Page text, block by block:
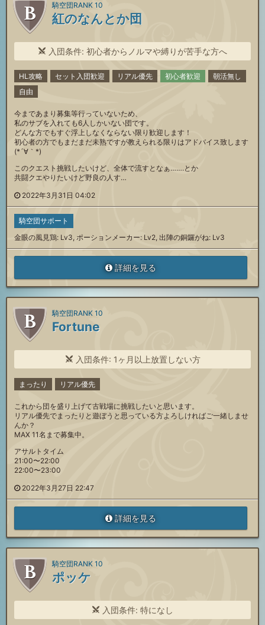
紅のなんとか団
騎空団RANK 10
入団条件: 初心者からノルマや縛りが苦手な方へ
HL攻略 セット入団歓迎 リアル優先 初心者歓迎
朝活無し
自由
今まであまり募集等行っていないため、
私のサブを入れても6人しかいない団です。
どんな方でもすぐ浮上しなくならない限り歓迎します！
初心者の方でもまだまだ未熟ですが教えられる限りはアドバイス致します
(*´∀｀*)
このクエスト挑戦したいけど、全体で流すとなぁ…….とか
共闘クエやりたいけど野良の人す…
2022年3月31日 04:02
騎空団サポート
金眼の風見鶏: Lv3, ポーションメーカー: Lv2, 出陣の銅鑼がね: Lv3
詳細を見る
Fortune
騎空団RANK 10
入団条件: 1ヶ月以上放置しない方
まったり リアル優先
これから団を盛り上げて古戦場に挑戦したいと思います。
リアル優先でまったりと遊ぼうと思っている方よろしければご一緒しませ
んか？
MAX 11名まで募集中。
アサルトタイム
21:00〜22:00
22:00〜23:00
2022年3月27日 22:47
詳細を見る
ポッケ
騎空団RANK 10
入団条件: 特になし